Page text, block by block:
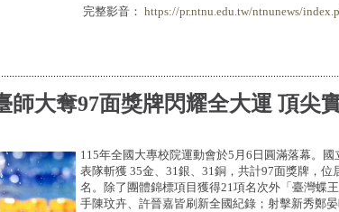
完整影音： https://pr.ntnu.edu.tw/ntnunews/
師大奪97面獎牌閃耀全大運 頂尖
115年全國大專校院運動會於5月6日圓滿落幕。國
表隊斬獲 35金、31銀、31銅，共計97面獎牌，位
名。除了團體錦標項目獲得21項名次外「臺灣蝶
手陳玟卉、許晉嘉皆刷新全國紀錄；射擊新秀鄭